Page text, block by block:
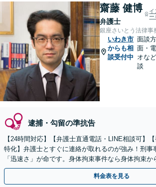
齋藤 健博
弁護士
イ
ー
銀座さいとう法律事
いわき市
からも相
談受付中
面談
面・
オな
談
逮捕・勾留の準抗告
【24時間対応】【弁護士直通電話・LINE相談可】
特化】弁護士とすぐに連絡が取れるのが強み！刑事
「迅速さ」が命です。身体拘束事件なら身体拘束か
す。示談交渉はお任せください。
料金表を見る